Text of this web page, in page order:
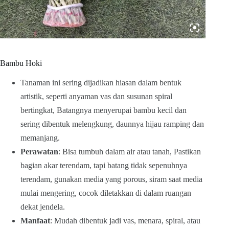
Bambu Hoki
Tanaman ini sering dijadikan hiasan dalam bentuk
artistik, seperti anyaman vas dan susunan spiral
bertingkat, Batangnya menyerupai bambu kecil dan
sering dibentuk melengkung, daunnya hijau ramping dan
memanjang.
Perawatan: Bisa tumbuh dalam air atau tanah, Pastikan
bagian akar terendam, tapi batang tidak sepenuhnya
terendam, gunakan media yang porous, siram saat media
mulai mengering, cocok diletakkan di dalam ruangan
dekat jendela.
Manfaat: Mudah dibentuk jadi vas, menara, spiral, atau